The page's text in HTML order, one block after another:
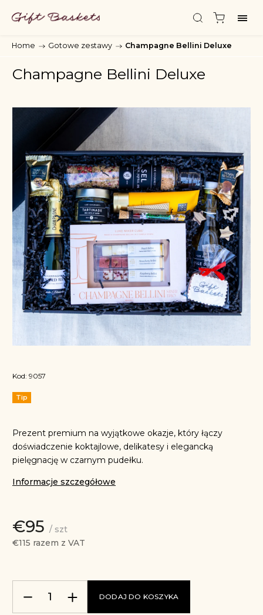
Home / Gotowe zestawy / Champagne Bellini Deluxe
Champagne Bellini Deluxe
Kod: 9057
Prezent premium na wyjątkowe okazje, który łączy
doświadczenie koktajlowe, delikatesy i elegancką
pielęgnację w czarnym pudełku.
Informacje szczegółowe
Tip
€95 / szt
€115 razem z VAT
DODAJ DO KOSZYKA